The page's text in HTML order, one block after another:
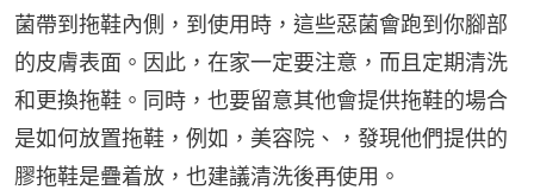
菌帶到拖鞋內側，到使用時，這些惡菌會跑到你腳部
的皮膚表面。因此，在家一定要注意，而且定期清洗
和更換拖鞋。同時，也要留意其他會提供拖鞋的場合
是如何放置拖鞋，例如，美容院、，發現他們提供的
膠拖鞋是疊着放，也建議清洗後再使用。